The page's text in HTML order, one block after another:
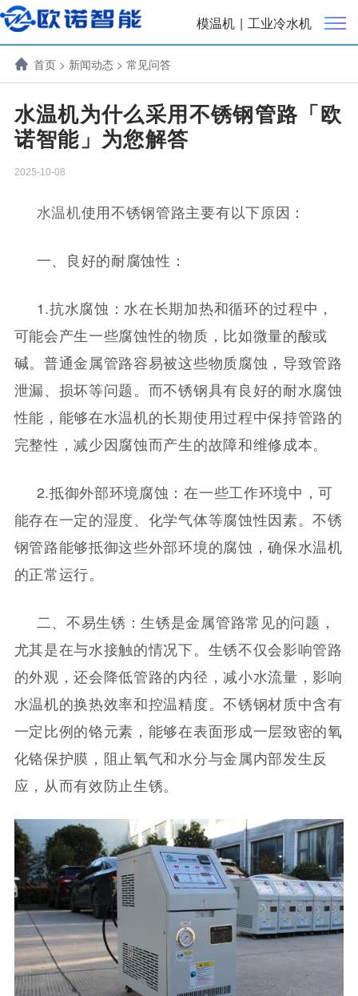
模温机 | 工业冷水机
首页> 新闻动态> 常见问答
水温机为什么采用不锈钢管路「欧
诺智能」为您解答
2025-10-08
水温机使用不锈钢管路主要有以下原因：
一、良好的耐腐蚀性：
1.抗水腐蚀：水在长期加热和循环的过程中，
可能会产生一些腐蚀性的物质，比如微量的酸或
碱。普通金属管路容易被这些物质腐蚀，导致管路
泄漏、损坏等问题。而不锈钢具有良好的耐水腐蚀
性能，能够在水温机的长期使用过程中保持管路的
完整性，减少因腐蚀而产生的故障和维修成本。
2.抵御外部环境腐蚀：在一些工作环境中，可
能存在一定的湿度、化学气体等腐蚀性因素。不锈
钢管路能够抵御这些外部环境的腐蚀，确保水温机
的正常运行。
二、不易生锈：生锈是金属管路常见的问题，
尤其是在与水接触的情况下。生锈不仅会影响管路
的外观，还会降低管路的内径，减小水流量，影响
水温机的换热效率和控温精度。不锈钢材质中含有
一定比例的铬元素，能够在表面形成一层致密的氧
化铬保护膜，阻止氧气和水分与金属内部发生反
应，从而有效防止生锈。